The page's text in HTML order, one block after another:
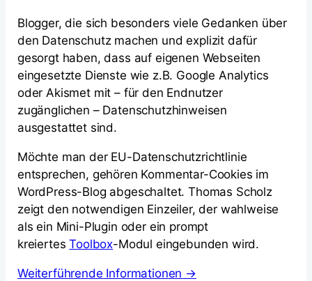
Blogger, die sich besonders viele Gedanken über
den Datenschutz machen und explizit dafür
gesorgt haben, dass auf eigenen Webseiten
eingesetzte Dienste wie z.B. Google Analytics
oder Akismet mit – für den Endnutzer
zugänglichen – Datenschutzhinweisen
ausgestattet sind.
Möchte man der EU-Datenschutzrichtlinie
entsprechen, gehören Kommentar-Cookies im
WordPress-Blog abgeschaltet. Thomas Scholz
zeigt den notwendigen Einzeiler, der wahlweise
als ein Mini-Plugin oder ein prompt
kreiertesToolbox-Modul eingebunden wird.
Weiterführende Informationen →